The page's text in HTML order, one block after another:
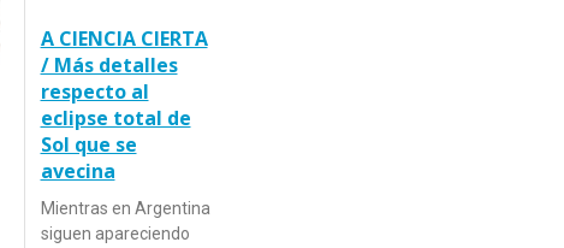
A CIENCIA CIERTA
/ Más detalles
respecto al
eclipse total de
Sol que se
avecina
Mientras en Argentina
siguen apareciendo